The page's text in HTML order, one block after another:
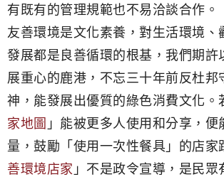
有既有的管理規範也不易洽談合作。
友善環境是文化素養，對生活環境、
發展都是良善循環的根基，我們期許
展重心的鹿港，不忘三十年前反杜邦
神，能發展出優質的綠色消費文化。
家地圖 」能被更多人使用和分享，便
量，鼓勵「使用一次性餐具」的店家
善環境店家 」不是政令宣導，是民